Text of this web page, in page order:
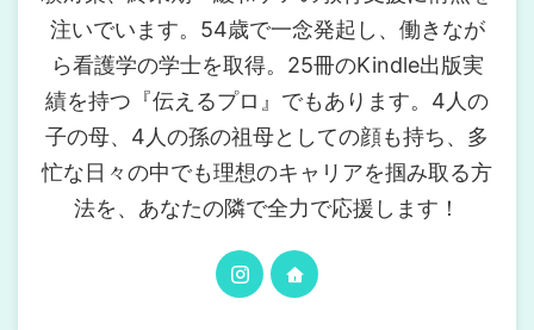
注いでいます。54歳で一念発起し、働きなが
ら看護学の学士を取得。25冊のKindle出版実
績を持つ『伝えるプロ』でもあります。4人の
子の母、4人の孫の祖母としての顔も持ち、多
忙な日々の中でも理想のキャリアを掴み取る方
法を、あなたの隣で全力で応援します！